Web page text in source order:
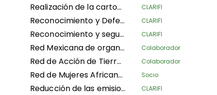
Realización de la cartografía comunitaria de las tierras y territorios de las poblaciones indígenas en Gabón CLARIFI
Reconocimiento y Defensa de Territorios Indígenas Altamente Vulnerables CLARIFI
Reconocimiento y seguridad de la gobernanza y gestión tradicional de áreas conservadas por los Pueblos Indígenas y las Comunidades Locales (Fase I) CLARIFI
Red Mexicana de organizaciones campesinas forestales Colaborador
Red de Acción de Tierras Comunitarias Colaborador
Red de Mujeres Africanas para la Gestión Comunitaria de los Bosques Socio
Reducción de las emisiones de CO2 y aseguramiento de las tierras comunitarias en las regiones de Plateaux y Bouenza CLARIFI